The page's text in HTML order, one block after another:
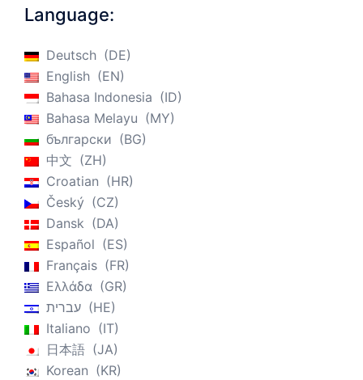
Language:
Deutsch
DE
English
EN
Bahasa Indonesia
ID
Bahasa Melayu
MY
български
BG
中文
ZH
Croatian
HR
Český
CZ
Dansk
DA
Español
ES
Français
FR
Ελλάδα
GR
עברית
HE
Italiano
IT
日本語
JA
Korean
KR